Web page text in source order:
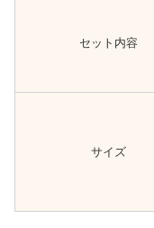
セット内容
サイズ